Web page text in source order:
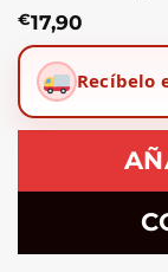
€17,90
Recíbelo